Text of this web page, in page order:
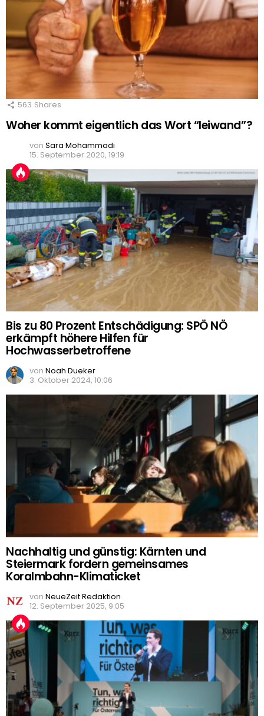
563 Shares
Woher kommt eigentlich das Wort “leiwand”?
von Sara Mohammadi
15. September 2020, 19:19
Bis zu 80 Prozent Entschädigung: SPÖ NÖ
erkämpft höhere Hilfen für
Hochwasserbetroffene
von Noah Dueker
3. Oktober 2024, 10:06
Nachhaltig und günstig: Kärnten und
Steiermark fordern gemeinsames
Koralmbahn-Klimaticket
von NeueZeit Redaktion
12. September 2025, 9:05